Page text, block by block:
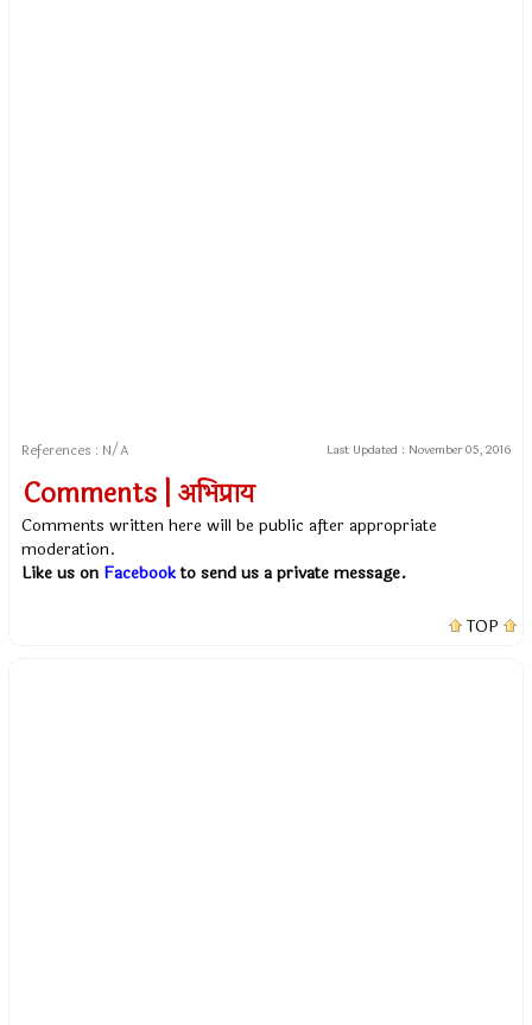
References : N/A Last Updated : November 05, 2016
Comments | अभिप्राय
Comments written here will be public after appropriate
moderation.
Like us on Facebookto send us a private message.
TOP